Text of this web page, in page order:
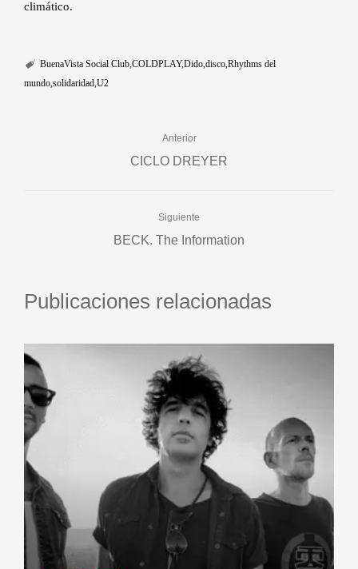
climático.
BuenaVista Social Club COLDPLAY Dido disco Rhythms del
mundo solidaridad U2
Anterior
CICLO DREYER
Siguiente
BECK. The Information
Publicaciones relacionadas